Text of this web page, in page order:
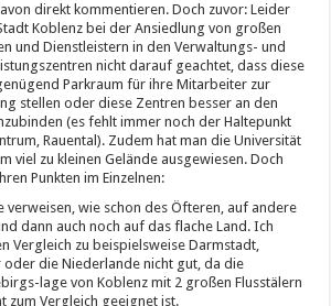
direkt kommentieren. Doch zuvor: Leider
Koblenz bei der Ansiedlung von großen
und Dienstleistern in den Verwaltungs- und
nicht darauf geachtet, dass diese
Parkraum für ihre Mitarbeiter zur
stellen oder diese Zentren besser an den
(es fehlt immer noch der Haltepunkt
Rauental). Zudem hat man die Universität
viel zu kleinen Gelände ausgewiesen. Doch
Punkten im Einzelnen:
verweisen, wie schon des Öfteren, auf andere
dann auch noch auf das flache Land. Ich
Vergleich zu beispielsweise Darmstadt,
oder die Niederlande nicht gut, da die
lage von Koblenz mit 2 großen Flusstälern
zum Vergleich geeignet ist.